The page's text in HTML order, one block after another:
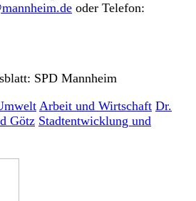
oder Telefon:
SPD Mannheim
Arbeit und Wirtschaft Dr.
Götz Stadtentwicklung und